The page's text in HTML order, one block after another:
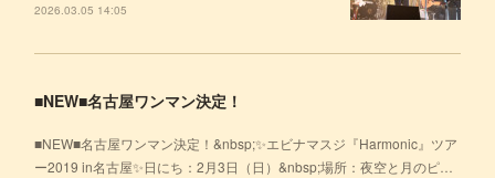
2026.03.05 14:05
■NEW■名古屋ワンマン決定！
■NEW■名古屋ワンマン決定！&nbsp;✨エビナマスジ『Harmonic』ツア
ー2019 in名古屋✨日にち：2月3日（日）&nbsp;場所：夜空と月のピ…